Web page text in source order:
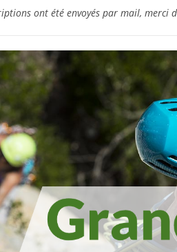
ont été envoyés par mail, merci